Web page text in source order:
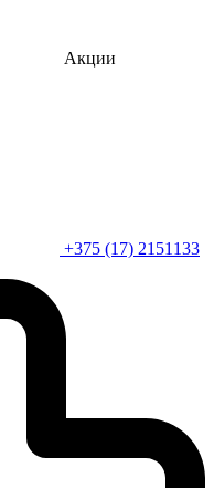
Акции
+375 (17) 2151133